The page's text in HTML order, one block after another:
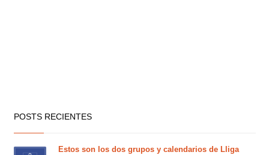
POSTS RECIENTES
Estos son los dos grupos y calendarios de Lliga